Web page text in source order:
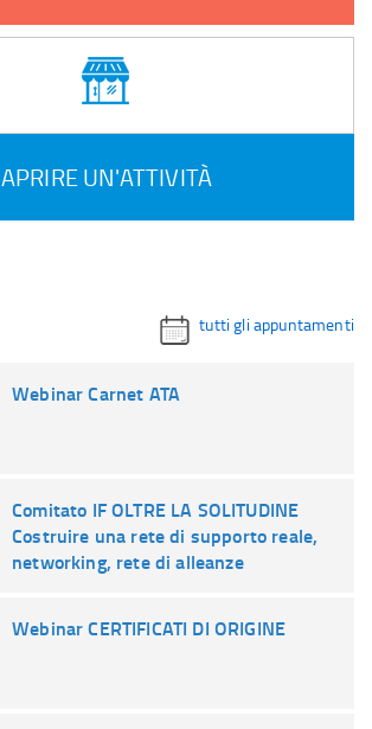
APRIRE UN'ATTIVITÀ
tutti gli appuntamenti
Webinar Carnet ATA
Comitato IF OLTRE LA SOLITUDINE
Costruire una rete di supporto reale,
networking, rete di alleanze
Webinar CERTIFICATI DI ORIGINE